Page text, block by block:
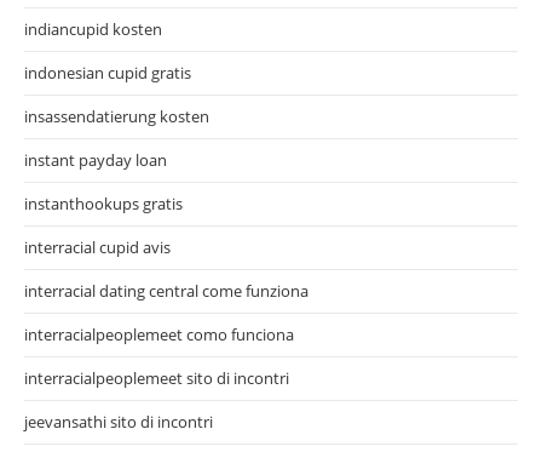
indiancupid kosten
indonesian cupid gratis
insassendatierung kosten
instant payday loan
instanthookups gratis
interracial cupid avis
interracial dating central come funziona
interracialpeoplemeet como funciona
interracialpeoplemeet sito di incontri
jeevansathi sito di incontri